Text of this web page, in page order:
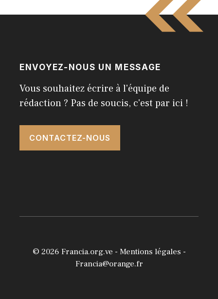
ENVOYEZ-NOUS UN MESSAGE
Vous souhaitez écrire à l'équipe de
rédaction ? Pas de soucis, c'est par ici !
CONTACTEZ-NOUS
© 2026 Francia.org.ve - Mentions légales -
Francia@orange.fr